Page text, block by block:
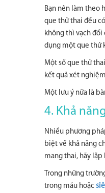
Bạn nên làm theo
que thử thai đều
không thì vạch đối
dụng một que thử
Một số que thử
kết quả xét
Một lưu ý nữa là
4. Khả
Nhiều phương
biệt về khả năng
mang thai, hãy lặp
Trong những
trong máu hoặc